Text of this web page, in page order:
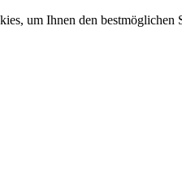
um Ihnen den